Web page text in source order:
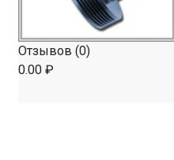
Отзывов (0)
0.00 ₽